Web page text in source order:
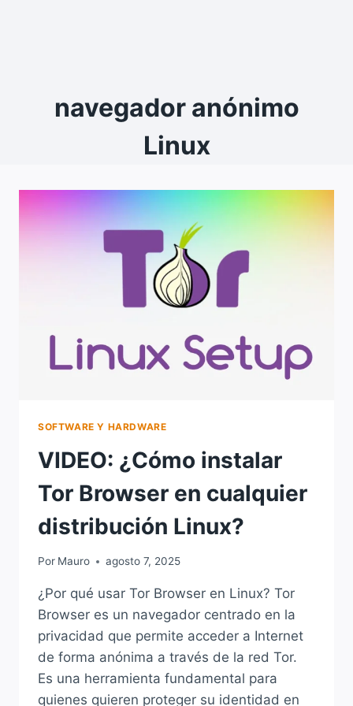
navegador anónimo
Linux
SOFTWARE Y HARDWARE
VIDEO: ¿Cómo instalar
Tor Browser en cualquier
distribución Linux?
Por Mauro agosto 7, 2025
¿Por qué usar Tor Browser en Linux? Tor
Browser es un navegador centrado en la
privacidad que permite acceder a Internet
de forma anónima a través de la red Tor.
Es una herramienta fundamental para
quienes quieren proteger su identidad en